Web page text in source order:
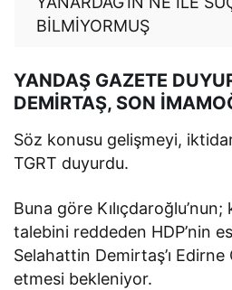
BİLMİYORMUŞ
YANDAŞ GAZETE
DEMİRTAŞ, SON
Söz konusu gelişmeyi,
TGRT duyurdu.
Buna göre
talebini reddeden HDP’nin
Selahattin Demirtaş’ı
etmesi bekleniyor.